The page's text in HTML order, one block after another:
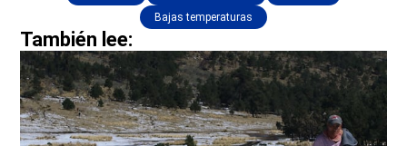
Bajas temperaturas
También lee: